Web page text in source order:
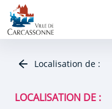
Aller au contenu
Aller au menu
Aller au plan du site
Aller à la recherche
Localisation de :
LOCALISATION DE :
Panneau de gestion des